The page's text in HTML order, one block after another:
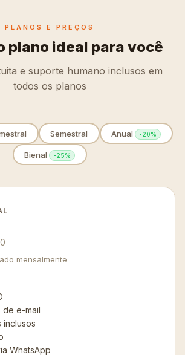
PLANOS E PREÇOS
plano ideal para você
e suporte humano inclusos em
todos os planos
Semestral Anual -20%
Bienal -25%
mensalmente
de e-mail
inclusos
WhatsApp